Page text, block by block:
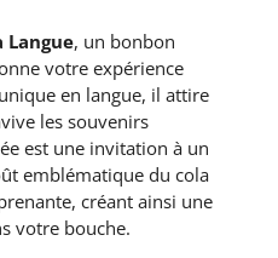
Langue, un bonbon
votre expérience
en langue, il attire
les souvenirs
est une invitation à un
emblématique du cola
créant ainsi une
votre bouche.